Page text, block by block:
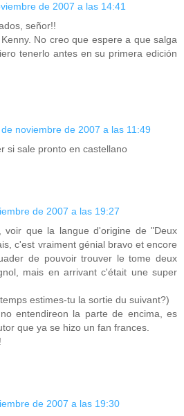
de 2007 a las 14:41
señor!!
No creo que espere a que salga
tenerlo antes en su primera edición
noviembre de 2007 a las 11:49
si sale pronto en castellano
de 2007 a las 19:27
voir que la langue d'origine de "Deux
c'est vraiment génial bravo et encore
de pouvoir trouver le tome deux
mais en arrivant c'était une super
estimes-tu la sortie du suivant?)
entendireon la parte de encima, es
que ya se hizo un fan frances.
de 2007 a las 19:30